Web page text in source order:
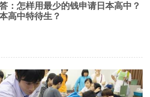
：怎样用最少的钱申请日本高中？
高中特待生？